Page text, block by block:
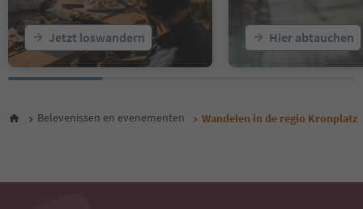
Jetzt loswandern Hier abtauchen
Belevenissen en evenementen Wandelen in de regio Kronplatz